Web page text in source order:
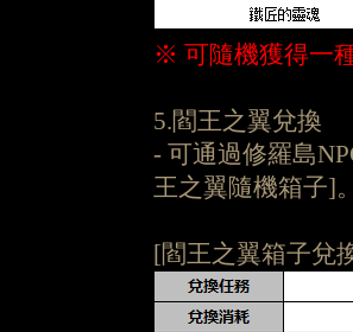
※ 可隨機獲得一
5.閻王之翼兌換
- 可通過修羅島
王之翼隨機箱子]
[閻王之翼箱子兌